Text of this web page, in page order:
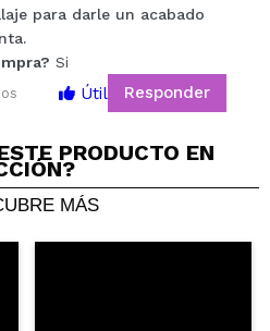
su compra?
5/5
para darle un acabado
Si
Útil Responder
PRODUCTO EN
MÁS